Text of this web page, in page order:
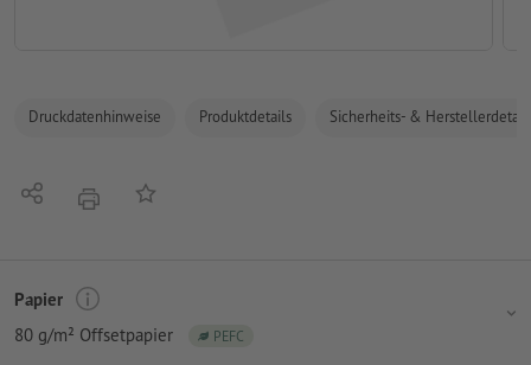
Druckdatenhinweise Produktdetails Sicherheits- &
Teilen DruckenAuf die Merkliste
Papier
80 g/m² Offsetpapier
PEFC